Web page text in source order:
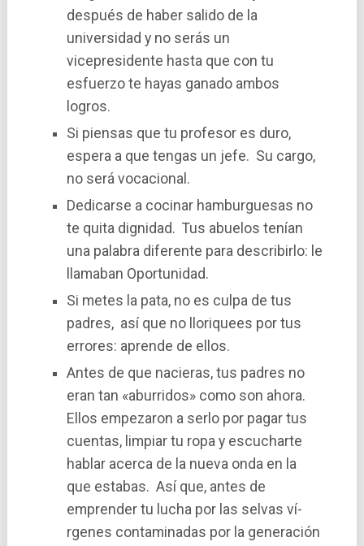
después de haber salido de la
universidad y no serás un
vicepresidente hasta que con tu
esfuerzo te hayas ganado ambos
logros.
Si piensas que tu profesor es duro,
espera a que tengas un jefe. Su cargo,
no será vocacional.
Dedicarse a cocinar hamburguesas no
te quita dignidad. Tus abuelos tení­an
una palabra diferente para describirlo: le
llamaban Oportunidad.
Si metes la pata, no es culpa de tus
padres, así­ que no lloriquees por tus
errores: aprende de ellos.
Antes de que nacieras, tus padres no
eran tan «aburridos» como son ahora.
Ellos empezaron a serlo por pagar tus
cuentas, limpiar tu ropa y escucharte
hablar acerca de la nueva onda en la
que estabas. Así­ que, antes de
emprender tu lucha por las selvas ví­
rgenes contaminadas por la generación